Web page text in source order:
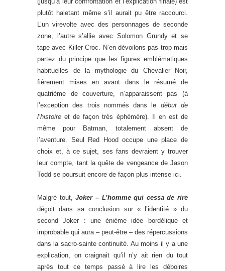
plutôt haletant même s’il aurait pu être raccourci.
L’un virevolte avec des personnages de seconde
zone, l’autre s’allie avec Solomon Grundy et se
tape avec Killer Croc. N’en dévoilons pas trop mais
partez du principe que les figures emblématiques
habituelles de la mythologie du Chevalier Noir,
fièrement mises en avant dans le résumé de
quatrième de couverture, n’apparaissent pas (à
l’exception des trois nommés dans le début de
l’histoire et de façon très éphémère). Il en est de
même pour Batman, totalement absent de
l’aventure. Seul Red Hood occupe une place de
choix et, à ce sujet, ses fans devraient y trouver
leur compte, tant la quête de vengeance de Jason
Todd se poursuit encore de façon plus intense ici.
Malgré tout,Joker – L’homme qui cessa de rire
déçoit dans sa conclusion sur « l’identité » du
second Joker : une énième idée bordélique et
improbable qui aura – peut-être – des répercussions
dans la sacro-sainte continuité. Au moins il y a une
explication, on craignait qu’il n’y ait rien du tout
après tout ce temps passé à lire les déboires